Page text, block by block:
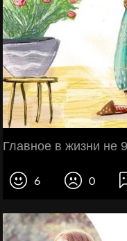
Главное в жизни не
6 0